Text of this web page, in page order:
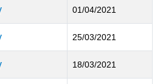
01/04/2021
25/03/2021
18/03/2021